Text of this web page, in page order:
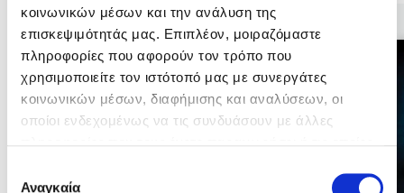
κοινωνικών μέσων και την ανάλυση της
επισκεψιμότητάς μας. Επιπλέον, μοιραζόμαστε
πληροφορίες που αφορούν τον τρόπο που
χρησιμοποιείτε τον ιστότοπό μας με συνεργάτες
κοινωνικών μέσων, διαφήμισης και αναλύσεων, οι
οποίοι ενδεχομένως να τις συνδυάσουν με άλλες
των υπηρεσιών τους. Αν συνεχίσετε να χρησιμοποιείτε
Αναγκαία
Δημοφιλείς Συγγραφείς
Φυστίκι ΠουΚυλάει
El Sombrero